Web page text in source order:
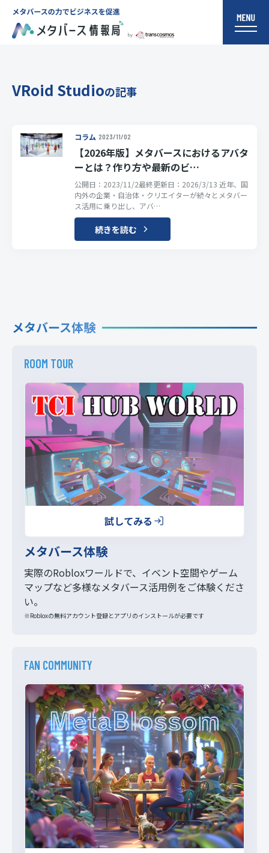
VRoid Studioの記事
コラム 2023/11/02
【2026年版】メタバースにおけるアバタ
ーとは？作り方や最新のビ…
公開日：2023/11/2最終更新日：2026/3/13 近年、国
内外の企業・自治体・クリエイターが続々とメタバー
ス活用に乗り出し、アバ…
続きを読む
メタバース体験
ROOM TOUR
試してみる
メタバース体験
実際のRobloxワールドで、イベント空間やゲーム
マップなど多様なメタバース活用例をご体験くださ
い。
※Robloxの無料アカウント登録とアプリのインストールが必要です
FAN COMMUNITY